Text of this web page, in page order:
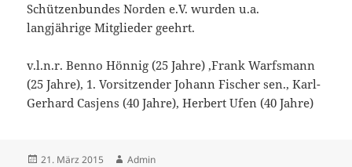
Schützenbundes Norden e.V. wurden u.a.
langjährige Mitglieder geehrt.
v.l.n.r. Benno Hönnig (25 Jahre) ,Frank Warfsmann
(25 Jahre), 1. Vorsitzender Johann Fischer sen., Karl-
Gerhard Casjens (40 Jahre), Herbert Ufen (40 Jahre)
Veröffentlicht
21. März 2015 Autor
Admin